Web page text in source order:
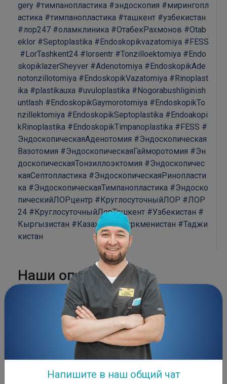
gery #тимпанопластика #эндоскопия #мирингопл
астика #тимпанопластика #ташкент #узбекистан
#лор247 #оламклиника #ОтабекРахмонов #Otab
eklor #Septoplastika #Endoskopikvazatomiya #FESS
#LorTashkent24 #lorsentr #Tonzilloektomiya #Endo
skopiklazerSheyver #Adenotomiya #EndoskopikAde
notonzillotomiya #EndoskopikVazatomiya #Rinoplast
ika #plastikauxa #uvuloplastika #Nogorabushliginish
untlash #EndoskopikGaymorotomiya #EndoskopikTo
nzillektomiya #EndoskopikSeptoplastika #Endoakopi
kRinoplastika #EndoskopikTimpanoplastika #FESS #
ЭндоскопическаяАденотомия #Эндоскопическая
Вазотомия #ЭндоскопическаяГайморотомия #Эн
доскопическаяТонзиллоэктомия #Эндоскопичес
каяСептопластика #ЭндоскопическаяРинопласти
ка #ЭндоскопическаяТимпанопластика #Эндоско
пическийЛОРцентр #КруглосуточныйЛОР #ЛОР
24 #КруглосуточныйЛорТашкент #Узбекистан #
Кыргызистан #Казахстан #Туркменистан #Таджи
кистан
Наши операции
Напишите в наш общий чат